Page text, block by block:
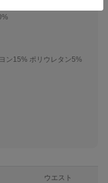
ン15% ポリウレタン5%
ウエスト